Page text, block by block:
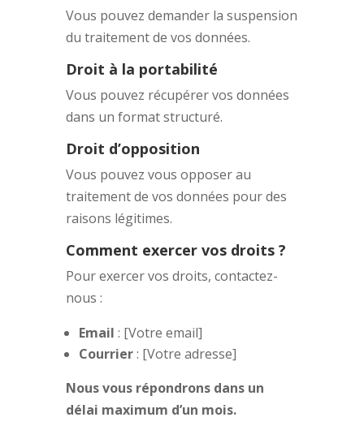
Vous pouvez demander la suspension
du traitement de vos données.
Droit à la portabilité
Vous pouvez récupérer vos données
dans un format structuré.
Droit d’opposition
Vous pouvez vous opposer au
traitement de vos données pour des
raisons légitimes.
Comment exercer vos droits ?
Pour exercer vos droits, contactez-
nous :
Email : [Votre email]
Courrier: [Votre adresse]
Nous vous répondrons dans un
délai maximum d’un mois.